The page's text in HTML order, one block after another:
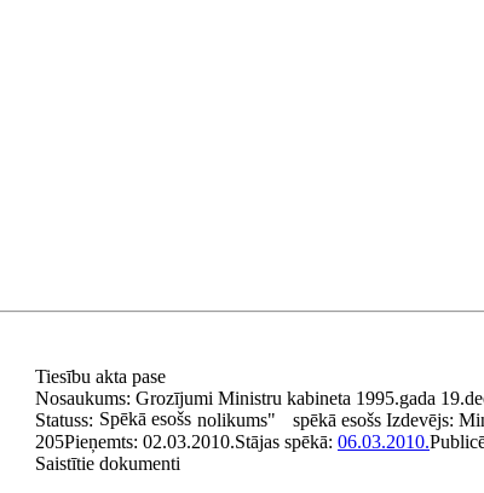
Tiesību akta pase
Nosaukums: Grozījumi Ministru kabineta 1995.gada
nolikums"
Statuss: Spēkā esošs spēkā esošs Izdevējs:
205Pieņemts: 02.03.2010.Stājas spēkā: 06.03.2010.
Saistītie dokumenti